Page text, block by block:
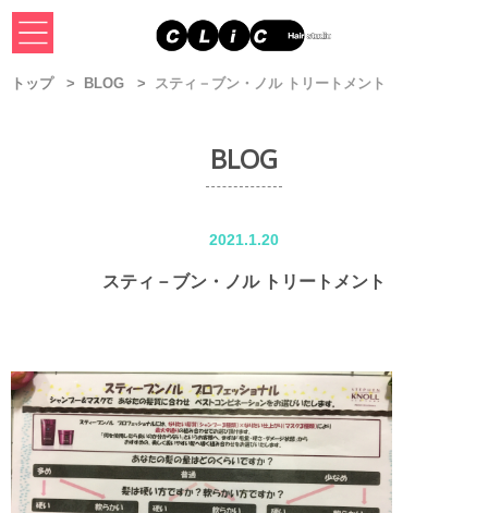
トップ BLOG スティ－ブン・ノル トリートメント
BLOG
2021.1.20
スティ－ブン・ノル トリートメント